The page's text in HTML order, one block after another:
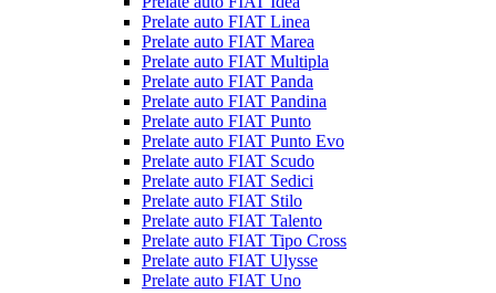
Prelate auto FIAT Linea
Prelate auto FIAT Marea
Prelate auto FIAT Multipla
Prelate auto FIAT Panda
Prelate auto FIAT Pandina
Prelate auto FIAT Punto
Prelate auto FIAT Punto Evo
Prelate auto FIAT Scudo
Prelate auto FIAT Sedici
Prelate auto FIAT Stilo
Prelate auto FIAT Talento
Prelate auto FIAT Tipo Cross
Prelate auto FIAT Ulysse
Prelate auto FIAT Uno